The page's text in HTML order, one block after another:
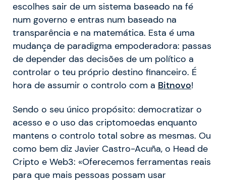
escolhes sair de um sistema baseado na fé
num governo e entras num baseado na
transparência e na matemática. Esta é uma
mudança de paradigma empoderadora: passas
de depender das decisões de um político a
controlar o teu próprio destino financeiro. É
hora de assumir o controlo com a Bitnovo!
Sendo o seu único propósito: democratizar o
acesso e o uso das criptomoedas enquanto
mantens o controlo total sobre as mesmas. Ou
como bem diz Javier Castro-Acuña, o Head de
Cripto e Web3: «Oferecemos ferramentas reais
para que mais pessoas possam usar